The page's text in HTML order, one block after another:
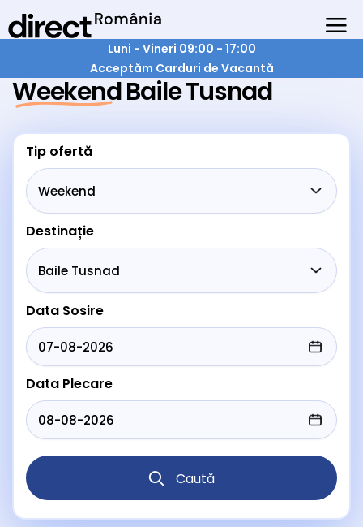
Luni - Vineri 09:00 - 17:00
Acceptăm Carduri de Vacantă
Weekend Baile Tusnad
Tip ofertă
Destinație
Data Sosire
Data Plecare
Caută